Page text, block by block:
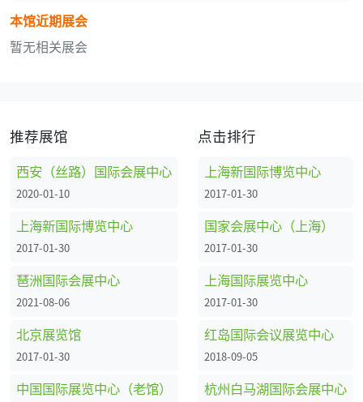
本馆近期展会
暂无相关展会
推荐展馆
西安（丝路）国际会展中心
2020-01-10
上海新国际博览中心
2017-01-30
琶洲国际会展中心
2021-08-06
北京展览馆
2017-01-30
中国国际展览中心（老馆）
点击排行
上海新国际博览中心
2017-01-30
国家会展中心（上海）
2017-01-30
上海国际展览中心
2017-01-30
红岛国际会议展览中心
2018-09-05
杭州白马湖国际会展中心